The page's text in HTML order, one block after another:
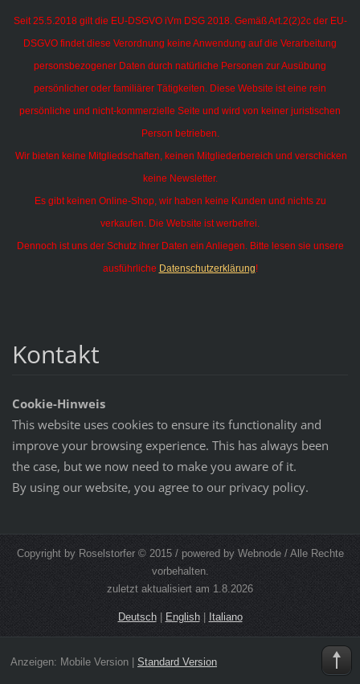
Seit 25.5.2018 gilt die EU-DSGVO iVm DSG 2018. Gemäß Art.2(2)2c der EU-
DSGVO findet diese Verordnung keine Anwendung auf die Verarbeitung
personsbezogener Daten durch natürliche Personen zur Ausübung
persönlicher oder familiärer Tätigkeiten. Diese Website ist eine rein
persönliche und nicht-kommerzielle Seite und wird von keiner juristischen
Person betrieben.
Wir bieten keine Mitgliedschaften, keinen Mitgliederbereich und verschicken
keine Newsletter.
Es gibt keinen Online-Shop, wir haben keine Kunden und nichts zu
verkaufen. Die Website ist werbefrei.
Dennoch ist uns der Schutz ihrer Daten ein Anliegen. Bitte lesen sie unsere
ausführliche Datenschutzerklärung!
Kontakt
Cookie-Hinweis
This website uses cookies to ensure its functionality and
improve your browsing experience. This has always been
the case, but we now need to make you aware of it.
By using our website, you agree to our privacy policy.
Copyright by Roselstorfer © 2015 / powered by Webnode / Alle Rechte
vorbehalten.
zuletzt aktualisiert am 1.8.2026
Deutsch| English| Italiano
Anzeigen: Mobile Version| Standard Version